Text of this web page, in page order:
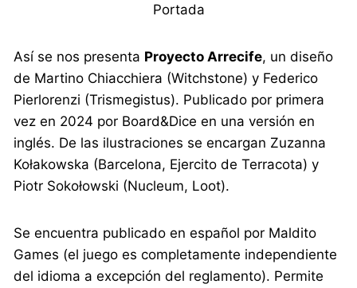
Portada
Así se nos presenta Proyecto Arrecife, un diseño
de Martino Chiacchiera (Witchstone) y Federico
Pierlorenzi (Trismegistus). Publicado por primera
vez en 2024 por Board&Dice en una versión en
inglés. De las ilustraciones se encargan Zuzanna
Kołakowska (Barcelona, Ejercito de Terracota) y
Piotr Sokołowski (Nucleum, Loot).
Se encuentra publicado en español por Maldito
Games (el juego es completamente independiente
del idioma a excepción del reglamento). Permite